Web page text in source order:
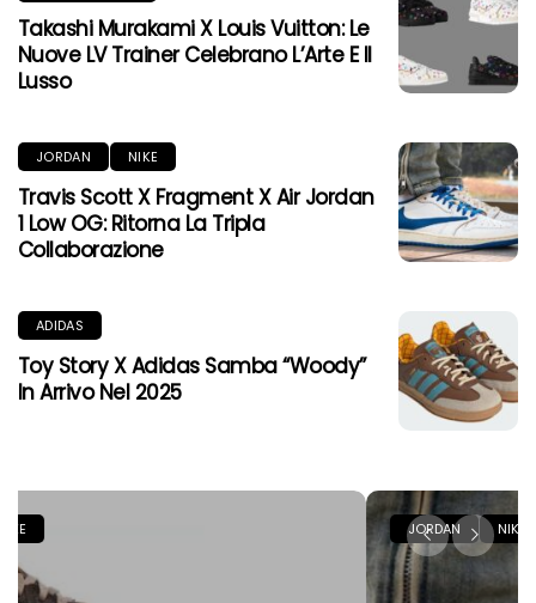
Takashi Murakami X Louis Vuitton: Le
Nuove LV Trainer Celebrano L’Arte E Il
Lusso
JORDAN NIKE
Travis Scott X Fragment X Air Jordan
1 Low OG: Ritorna La Tripla
Collaborazione
ADIDAS
Toy Story X Adidas Samba “Woody”
In Arrivo Nel 2025